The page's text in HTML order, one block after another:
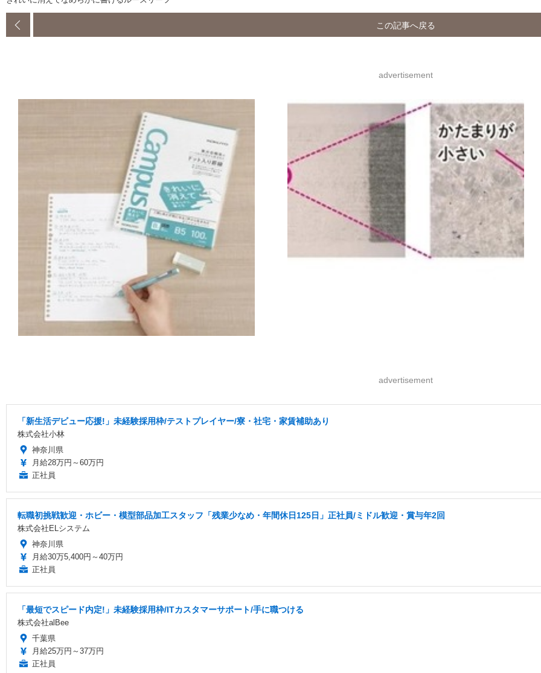
この記事へ戻る
advertisement
advertisement
「新生活デビュー応援!」未経験採用枠/テストプレイヤー/寮・社宅・家賃補助あり
株式会社小林
神奈川県
月給28万円～60万円
正社員
転職初挑戦歓迎・ホビー・模型部品加工スタッフ「残業少なめ・年間休日125日」正社員/ミドル歓迎・賞与年2回
株式会社ELシステム
神奈川県
月給30万5,400円～40万円
正社員
「最短でスピード内定!」未経験採用枠/ITカスタマーサポート/手に職つける
株式会社alBee
千葉県
月給25万円～37万円
正社員